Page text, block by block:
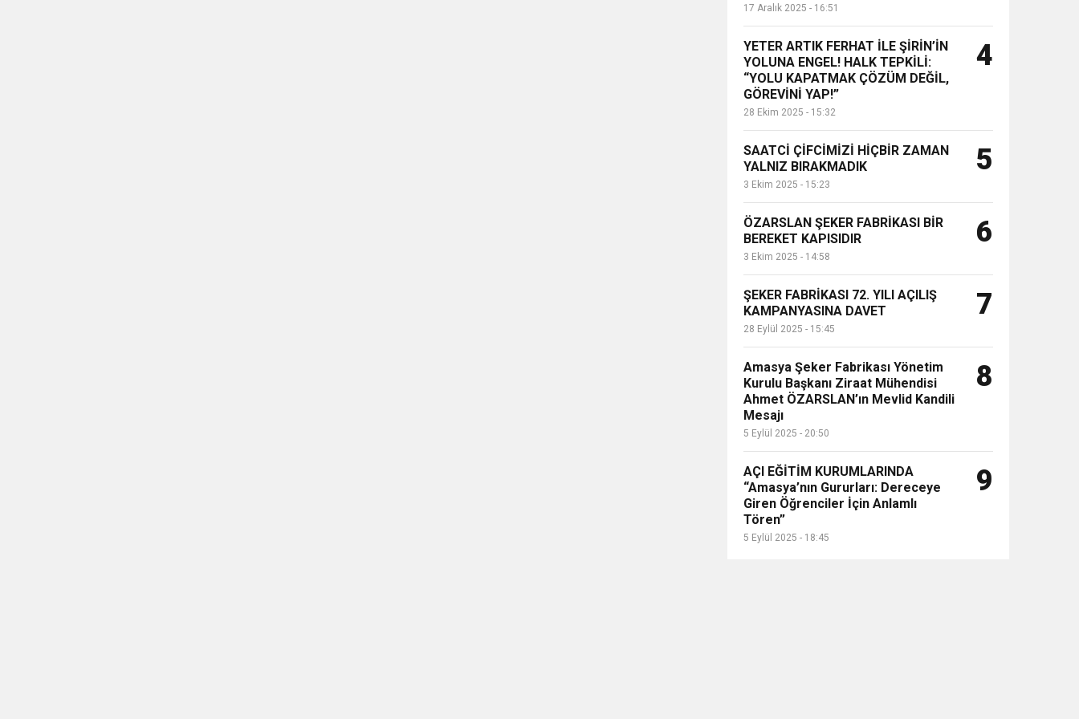
17 Aralık 2025 - 16:51
YETER ARTIK FERHAT İLE ŞİRİN’İN
YOLUNA ENGEL! HALK TEPKİLİ:
“YOLU KAPATMAK ÇÖZÜM DEĞİL,
GÖREVİNİ YAP!”
28 Ekim 2025 - 15:32
4
SAATCİ ÇİFCİMİZİ HİÇBİR ZAMAN
YALNIZ BIRAKMADIK
3 Ekim 2025 - 15:23
5
ÖZARSLAN ŞEKER FABRİKASI BİR
BEREKET KAPISIDIR
3 Ekim 2025 - 14:58
6
ŞEKER FABRİKASI 72. YILI AÇILIŞ
KAMPANYASINA DAVET
28 Eylül 2025 - 15:45
7
Amasya Şeker Fabrikası Yönetim
Kurulu Başkanı Ziraat Mühendisi
Ahmet ÖZARSLAN’ın Mevlid Kandili
Mesajı
5 Eylül 2025 - 20:50
8
AÇI EĞİTİM KURUMLARINDA
“Amasya’nın Gururları: Dereceye
Giren Öğrenciler İçin Anlamlı
Tören”
5 Eylül 2025 - 18:45
9